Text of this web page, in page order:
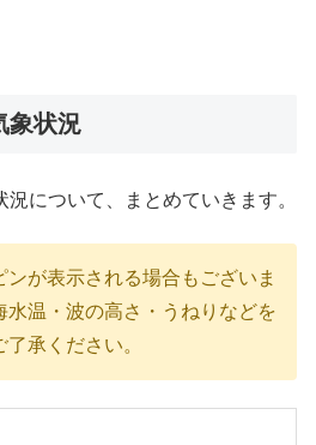
象状況
について、まとめていきます。
が表示される場合もございま
水温・波の高さ・うねりなどを
承ください。